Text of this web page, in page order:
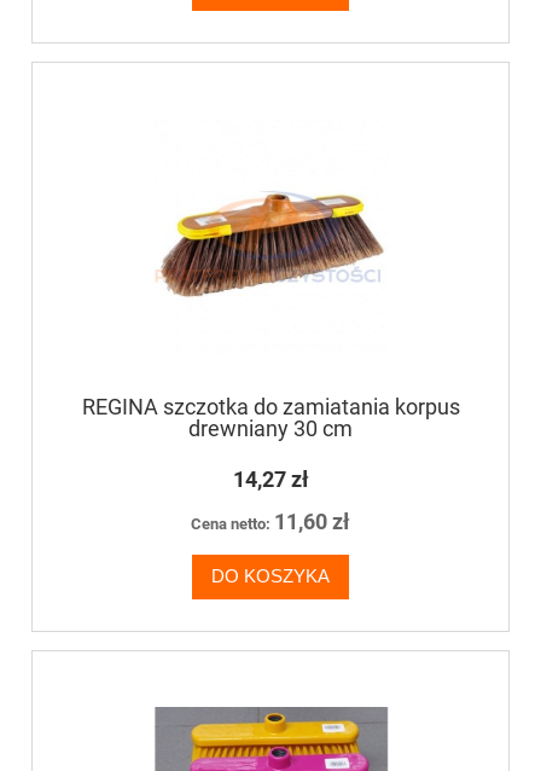
REGINA szczotka do zamiatania korpus
drewniany 30 cm
14,27 zł
Cena netto: 11,60 zł
DO KOSZYKA